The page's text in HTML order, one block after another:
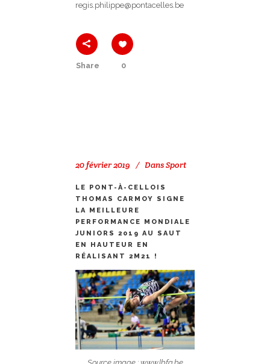
regis.philippe@pontacelles.be
Share 0
20 février 2019 DansSport
LE PONT-À-CELLOIS
THOMAS CARMOY SIGNE
LA MEILLEURE
PERFORMANCE MONDIALE
JUNIORS 2019 AU SAUT
EN HAUTEUR EN
RÉALISANT 2M21 !